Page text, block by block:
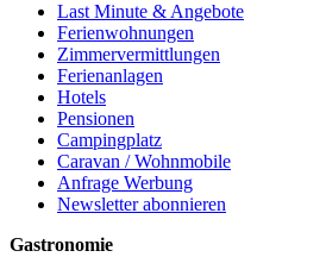
Last Minute & Angebote
Ferienwohnungen
Zimmervermittlungen
Ferienanlagen
Hotels
Pensionen
Campingplatz
Caravan / Wohnmobile
Anfrage Werbung
Newsletter abonnieren
Gastronomie